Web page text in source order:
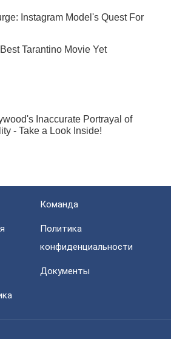
Команда
Политика
конфиденциальности
Документы